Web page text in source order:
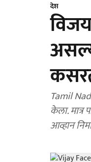
देश
Tamil
केला.
आव्हान